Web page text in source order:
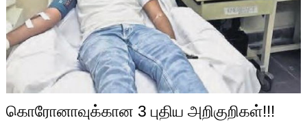
கொரோனாவுக்கான 3 புதிய அறிகுறிகள்!!!